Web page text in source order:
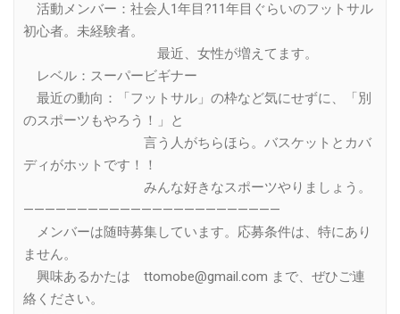
活動メンバー：社会人1年目?11年目ぐらいのフットサル
初心者。未経験者。
最近、女性が増えてます。
レベル：スーパービギナー
最近の動向：「フットサル」の枠など気にせずに、「別
のスポーツもやろう！」と
言う人がちらほら。バスケットとカバ
ディがホットです！！
みんな好きなスポーツやりましょう。
————————————————————————
メンバーは随時募集しています。応募条件は、特にあり
ません。
興味あるかたは ttomobe@gmail.com まで、ぜひご連
絡ください。